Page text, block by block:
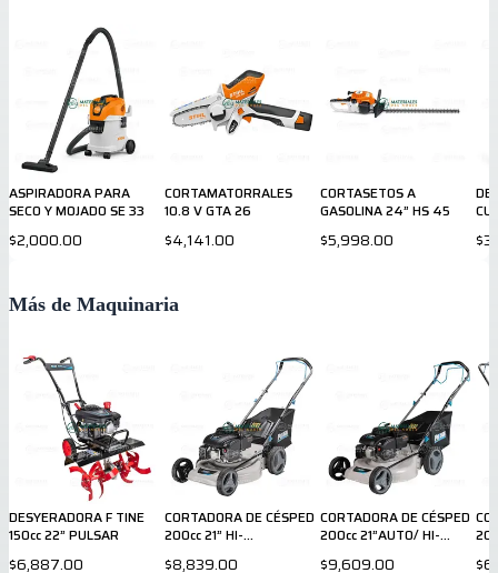
ASPIRADORA PARA
SECO Y MOJADO SE 33
$2,000.00
CORTAMATORRALES
10.8 V GTA 26
$4,141.00
CORTASETOS A
GASOLINA 24” HS 45
$5,998.00
Más de Maquinaria
DESYERADORA F TINE
150cc 22” PULSAR
$6,887.00
CORTADORA DE CÉSPED
200cc 21” HI-
$8,839.00
CORTADORA DE CÉSPED
200cc 21”AUTO/ HI-
$9,609.00